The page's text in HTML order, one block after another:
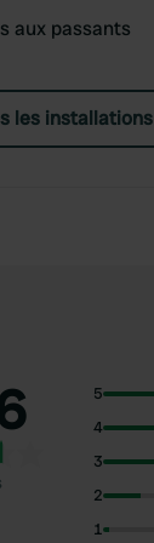
aux passants
les installations
5
4
3
2
1